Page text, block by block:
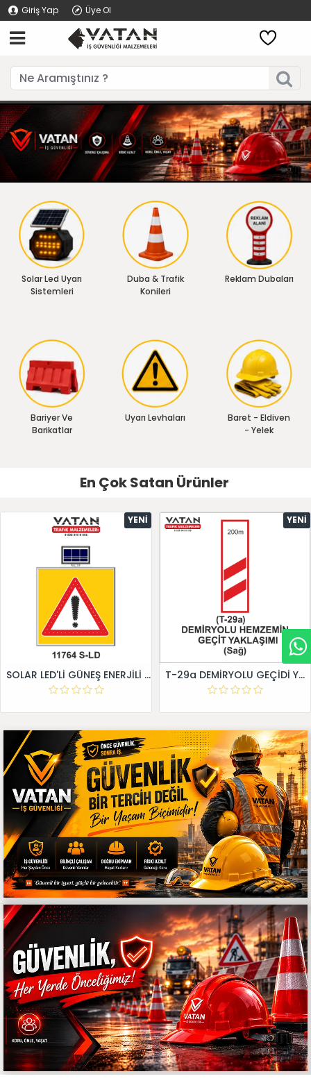
Giriş Yap Üye Ol
Solar Led Uyarı
Sistemleri
Duba & Trafik
Konileri
Reklam Dubaları
Bariyer Ve
Barikatlar
Uyarı Levhaları
Baret - Eldiven
- Yelek
En Çok Satan Ürünler
YENI
SOLAR LED'Lİ GÜNEŞ ENERJİLİ LEVHA
YENI
T-29a DEMİRYOLU GEÇİDİ YAKLAŞIM LEVHALARI (Sağ)